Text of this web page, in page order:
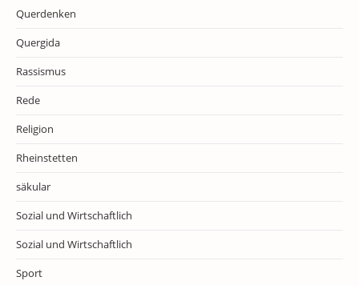
Querdenken
Quergida
Rassismus
Rede
Religion
Rheinstetten
säkular
Sozial und Wirtschaftlich
Sozial und Wirtschaftlich
Sport